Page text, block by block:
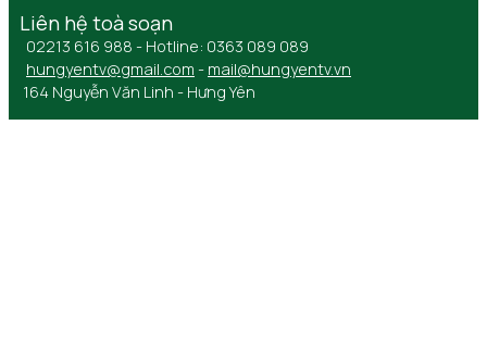
Liên hệ toà soạn
02213 616 988 - Hotline: 0363 089 089
hungyentv@gmail.com - mail@hungyentv.vn
164 Nguyễn Văn Linh - Hưng Yên